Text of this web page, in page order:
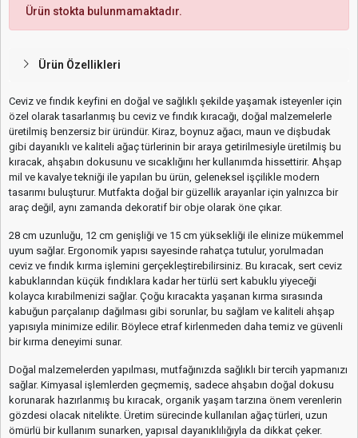
Ürün stokta bulunmamaktadır.
Ürün Özellikleri
Ceviz ve fındık keyfini en doğal ve sağlıklı şekilde yaşamak isteyenler için
özel olarak tasarlanmış bu ceviz ve fındık kıracağı, doğal malzemelerle
üretilmiş benzersiz bir üründür. Kiraz, boynuz ağacı, maun ve dişbudak
gibi dayanıklı ve kaliteli ağaç türlerinin bir araya getirilmesiyle üretilmiş bu
kıracak, ahşabın dokusunu ve sıcaklığını her kullanımda hissettirir. Ahşap
mil ve kavalye tekniği ile yapılan bu ürün, geleneksel işçilikle modern
tasarımı buluşturur. Mutfakta doğal bir güzellik arayanlar için yalnızca bir
araç değil, aynı zamanda dekoratif bir obje olarak öne çıkar.
28 cm uzunluğu, 12 cm genişliği ve 15 cm yüksekliği ile elinize mükemmel
uyum sağlar. Ergonomik yapısı sayesinde rahatça tutulur, yorulmadan
ceviz ve fındık kırma işlemini gerçekleştirebilirsiniz. Bu kıracak, sert ceviz
kabuklarından küçük fındıklara kadar her türlü sert kabuklu yiyeceği
kolayca kırabilmenizi sağlar. Çoğu kıracakta yaşanan kırma sırasında
kabuğun parçalanıp dağılması gibi sorunlar, bu sağlam ve kaliteli ahşap
yapısıyla minimize edilir. Böylece etraf kirlenmeden daha temiz ve güvenli
bir kırma deneyimi sunar.
Doğal malzemelerden yapılması, mutfağınızda sağlıklı bir tercih yapmanızı
sağlar. Kimyasal işlemlerden geçmemiş, sadece ahşabın doğal dokusu
korunarak hazırlanmış bu kıracak, organik yaşam tarzına önem verenlerin
gözdesi olacak nitelikte. Üretim sürecinde kullanılan ağaç türleri, uzun
ömürlü bir kullanım sunarken, yapısal dayanıklılığıyla da dikkat çeker.